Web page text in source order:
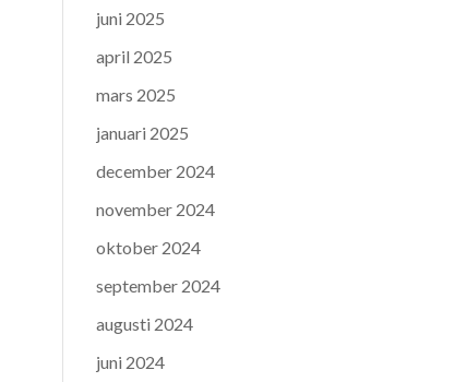
juni 2025
april 2025
mars 2025
januari 2025
december 2024
november 2024
oktober 2024
september 2024
augusti 2024
juni 2024